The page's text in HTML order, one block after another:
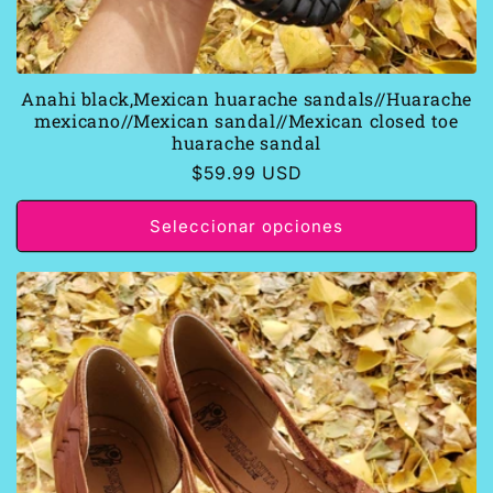
Anahi black,Mexican huarache sandals//Huarache
mexicano//Mexican sandal//Mexican closed toe
huarache sandal
Precio
habitual
$59.99 USD
Seleccionar opciones